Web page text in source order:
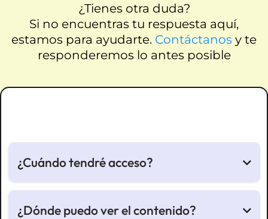
¿Tienes otra duda?
Si no encuentras tu respuesta aquí,
estamos para ayudarte. Contáctanos y te
responderemos lo antes posible
¿Cuándo tendré acceso?
¿Dónde puedo ver el contenido?